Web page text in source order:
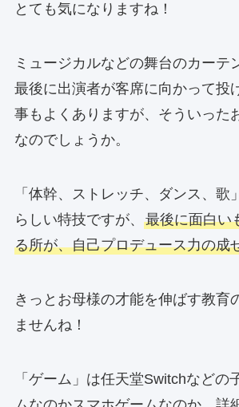
とても気になりますね！
ミュージカルなどの舞台のカーテ
最後に出演者が客席に向かって投
事もよくありますが、そういった
なのでしょうか。
「体幹、ストレッチ、ダンス、歌
らしい特技ですが、 最後に面白い
る所が、自己プロデュース力の成
きっとお母様の才能を伸ばす教育
ませんね！
「ゲーム」は任天堂Switchなどの